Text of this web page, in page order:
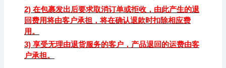
2) 在包裹发出后要求取消订单或拒收，由此产生的退
回费用将由客户承担，将在确认退款时扣除相应费
用。
3) 享受无理由退货服务的客户，产品退回的运费由客
户承担。